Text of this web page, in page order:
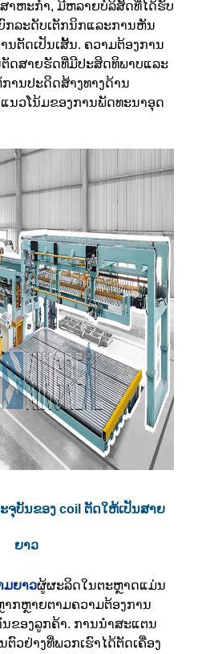
າຫະກໍາ, ມີຫລາຍບໍລິສັດທີ່ໄດ້ຮັບ
ກລະດັບເຕັກນິກແລະການຫັນ
ນຕັດເປັນເສັ້ນ. ຄວາມຕ້ອງການ
ດສາຍຮັດທີ່ມີປະສິດທິພາບແລະ
ານປະດິດສ້າງທາງດ້ານ
ແນວໂນ້ມຂອງການພັດທະນາອຸດ
ຈຸບັນຂອງ coil ຕັດໃຫ້ເປັນສາຍ
ຍາວ
ມຍາວຜູ້ຜະລິດໃນຕະຫຼາດແມ່ນ
ກຫຼາຍຕາມຄວາມຕ້ອງການ
ຂອງລູກຄ້າ. ການນໍາສະແຕນ
ຕົວຢ່າງທີ່ພວກເຮົາໄດ້ຕັດເຄື່ອງ